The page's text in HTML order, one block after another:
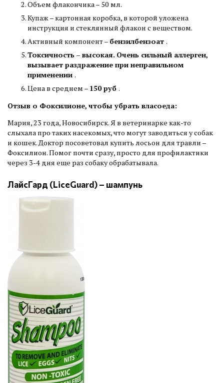
Объем флакончика – 50 мл.
Купаж – картонная коробка, в которой уложена
инструкция и стеклянный флакон с веществом.
Активный компонент – бензилбензоат .
Токсичность – высокая. Очень сильный аллерген,
вызывает раздражение при неправильном
применении .
Цена в среднем – 150 руб .
Отзыв о Фоксилионе, чтобы убрать власоеда:
Мария, 23 года, Новосибирск. Я в ветеринарке как-то
слыхала про таких насекомых, что могут заводиться у собак
и кошек. Доктор посоветовал купить лосьон для травли –
Фоксилион. Помог почти сразу, просто для профилактики
через 3-4 дня еще раз собаку обрабатывала.
ЛайсГард (LiceGuard) – шампунь